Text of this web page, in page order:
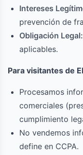
Intereses
prevención de
Obligación Legal:
aplicables.
Para visitantes de
Procesamos
comerciales
cumplimiento
No vendemos
define en CCPA.